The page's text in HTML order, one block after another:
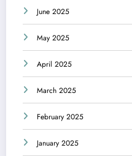
June 2025
May 2025
April 2025
March 2025
February 2025
January 2025